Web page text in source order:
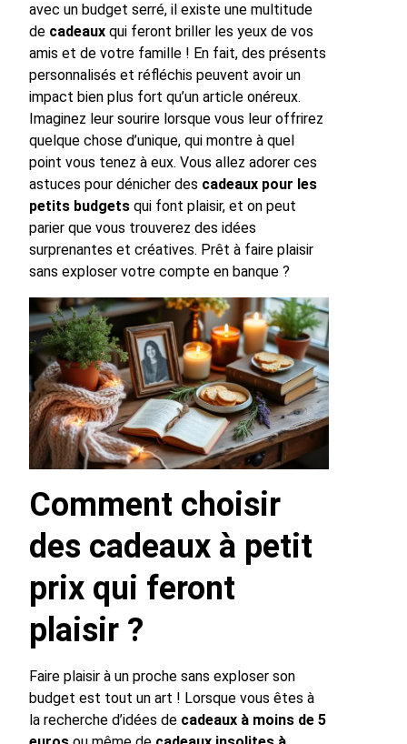
avec un budget serré, il existe une multitude
de cadeaux qui feront briller les yeux de vos
amis et de votre famille ! En fait, des présents
personnalisés et réfléchis peuvent avoir un
impact bien plus fort qu’un article onéreux.
Imaginez leur sourire lorsque vous leur offrirez
quelque chose d’unique, qui montre à quel
point vous tenez à eux. Vous allez adorer ces
astuces pour dénicher des cadeaux pour les
petits budgets qui font plaisir, et on peut
parier que vous trouverez des idées
surprenantes et créatives. Prêt à faire plaisir
sans exploser votre compte en banque ?
Comment choisir
des cadeaux à petit
prix qui feront
plaisir ?
Faire plaisir à un proche sans exploser son
budget est tout un art ! Lorsque vous êtes à
la recherche d’idées de cadeaux à moins de 5